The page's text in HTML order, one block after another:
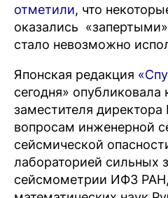
отметили, что
оказались
стало невозможно
Японская редакция
сегодня»
заместителя
вопросам инженерной
сейсмической
лабораторией сильных
сейсмометрии ИФЗ